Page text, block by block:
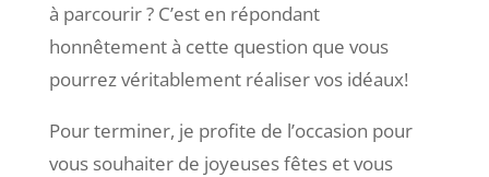
à parcourir ? C’est en répondant
honnêtement à cette question que vous
pourrez véritablement réaliser vos idéaux!
Pour terminer, je profite de l’occasion pour
vous souhaiter de joyeuses fêtes et vous